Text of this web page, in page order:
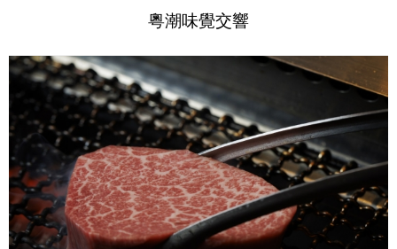
粵潮味覺交響